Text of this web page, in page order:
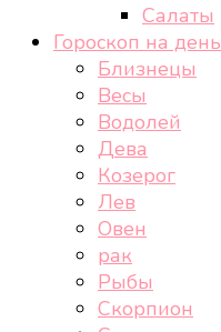
Салаты
Гороскоп на день
Близнецы
Весы
Водолей
Дева
Козерог
Лев
Овен
рак
Рыбы
Скорпион